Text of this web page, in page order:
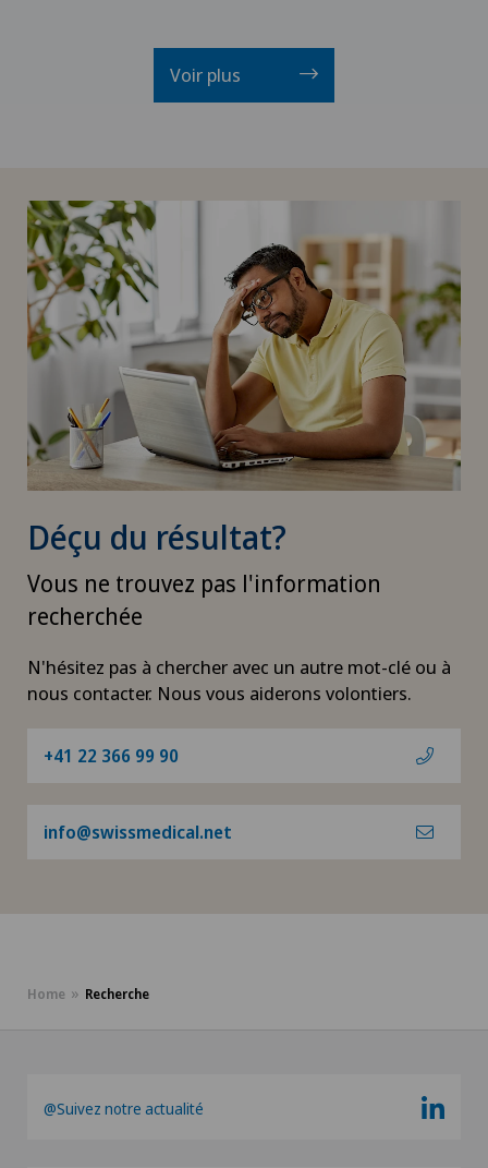
Voir plus
Déçu du résultat?
Vous ne trouvez pas l'information
recherchée
N'hésitez pas à chercher avec un autre mot-clé ou à
nous contacter. Nous vous aiderons volontiers.
+41 22 366 99 90
info@swissmedical.net
Home Recherche
@Suivez notre actualité